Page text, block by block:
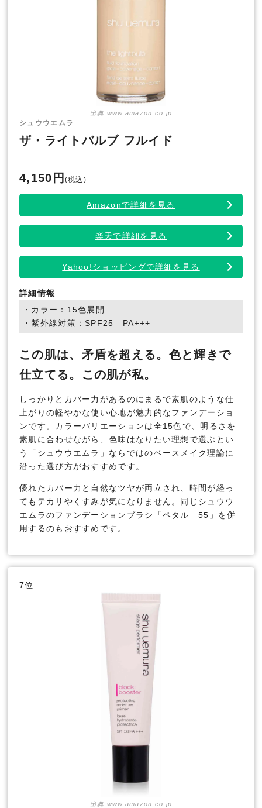
出典:www.amazon.co.jp
シュウウエムラ
ザ・ライトバルブ フルイド
4,150円 (税込)
Amazonで詳細を見る
楽天で詳細を見る
Yahoo!ショッピングで詳細を見る
詳細情報
・カラー：15色展開
・紫外線対策：SPF25 PA+++
この肌は、矛盾を超える。色と輝きで
仕立てる。この肌が私。
しっかりとカバー力があるのにまるで素肌のような仕
上がりの軽やかな使い心地が魅力的なファンデーショ
ンです。カラーバリエーションは全15色で、明るさを
素肌に合わせながら、色味はなりたい理想で選ぶとい
う「シュウウエムラ」ならではのベースメイク理論に
沿った選び方がおすすめです。
優れたカバー力と自然なツヤが両立され、時間が経っ
てもテカリやくすみが気になりません。同じシュウウ
エムラのファンデーションブラシ「ペタル 55」を併
用するのもおすすめです。
7位
出典:www.amazon.co.jp